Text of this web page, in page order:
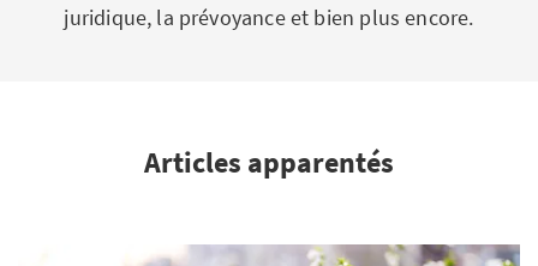
juridique, la prévoyance et bien plus encore.
Articles apparentés